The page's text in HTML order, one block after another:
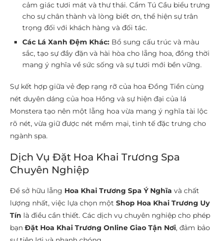
cảm giác tươi mát và thư thái. Cẩm Tú Cầu biểu trưng
cho sự chân thành và lòng biết ơn, thể hiện sự trân
trọng đối với khách hàng và đối tác.
Các Lá Xanh Đệm Khác: Bổ sung cấu trúc và màu
sắc, tạo sự đầy đặn và hài hòa cho lẵng hoa, đồng thời
mang ý nghĩa về sức sống và sự tươi mới bền vững.
Sự kết hợp giữa vẻ đẹp rạng rỡ của hoa Đồng Tiền cùng
nét duyên dáng của hoa Hồng và sự hiện đại của lá
Monstera tạo nên một lẵng hoa vừa mang ý nghĩa tài lộc
rõ nét, vừa giữ được nét mềm mại, tinh tế đặc trưng cho
ngành spa.
Dịch Vụ Đặt Hoa Khai Trương Spa
Chuyên Nghiệp
Để sở hữu lẵng Hoa Khai Trương Spa Ý Nghĩa và chất
lượng nhất, việc lựa chọn một Shop Hoa Khai Trương Uy
Tín là điều cần thiết. Các dịch vụ chuyên nghiệp cho phép
bạn Đặt Hoa Khai Trương Online Giao Tận Nơi, đảm bảo